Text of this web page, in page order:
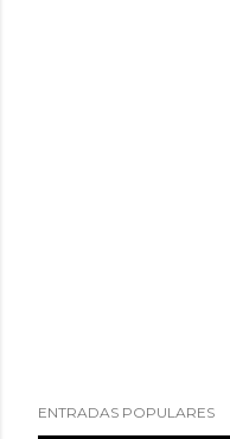
ENTRADAS POPULARES